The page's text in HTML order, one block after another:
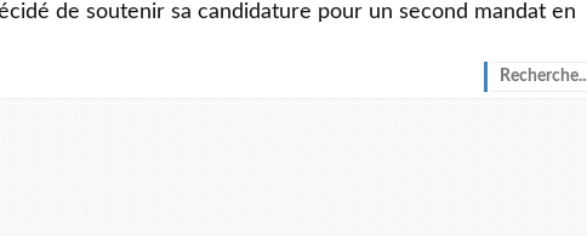
de soutenir sa candidature pour un second mandat en